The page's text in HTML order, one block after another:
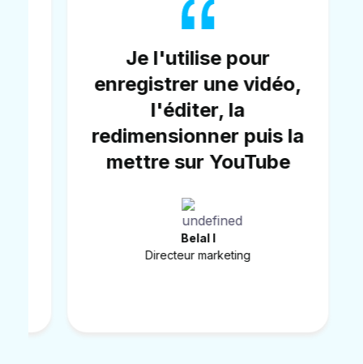
Je l'utilise pour
enregistrer une vidéo,
l'éditer, la
redimensionner puis la
mettre sur YouTube
Belal I
Directeur marketing